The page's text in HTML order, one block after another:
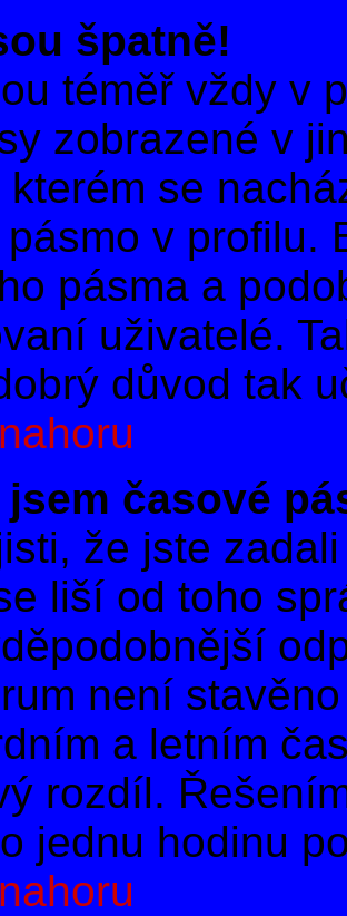
špatně!
téměř vždy v
zobrazené v
kterém se
v profilu.
pásma a
uživatelé.
důvod tak
časové
že jste
liší od toho
není
a letním
rozdíl.
jednu hodinu